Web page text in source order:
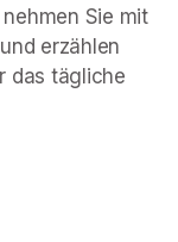
Sie mit
erzählen
das tägliche